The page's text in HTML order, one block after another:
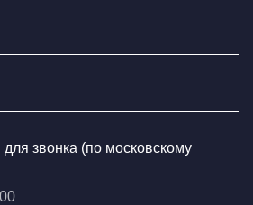
звонка (по московскому